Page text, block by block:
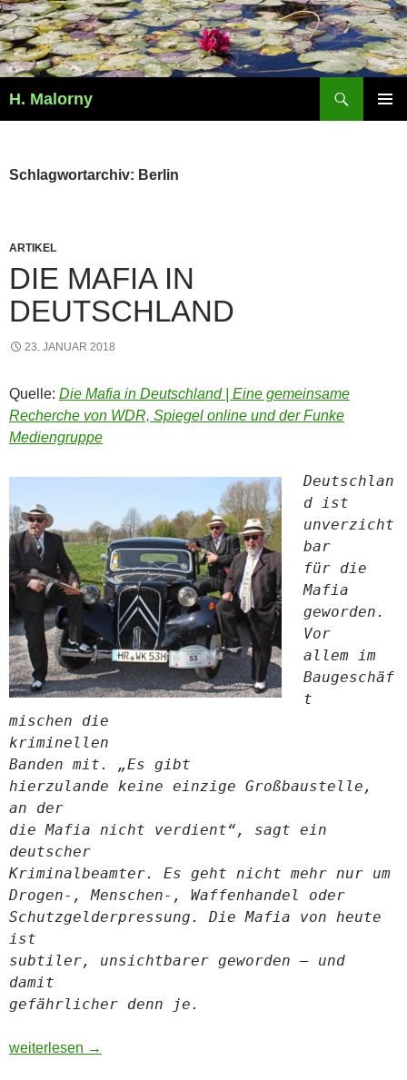
Zum
Inhalt
springen
H. Malorny
Schlagwortarchiv: Berlin
ARTIKEL
DIE MAFIA IN
DEUTSCHLAND
23. JANUAR 2018
Quelle: Die Mafia in Deutschland | Eine gemeinsame
Recherche von WDR, Spiegel online und der Funke
Mediengruppe
Deutschlan
d ist
unverzicht
bar
für die
Mafia
geworden.
Vor
allem im
Baugeschäf
t
mischen die
kriminellen
Banden mit. „Es gibt
hierzulande keine einzige Großbaustelle,
an der
die Mafia nicht verdient“, sagt ein
deutscher
Kriminalbeamter. Es geht nicht mehr nur um
Drogen-, Menschen-, Waffenhandel oder
Schutzgelderpressung. Die Mafia von heute
ist
subtiler, unsichtbarer geworden – und
damit
gefährlicher denn je.
Die Mafia in Deutschland
weiterlesen →